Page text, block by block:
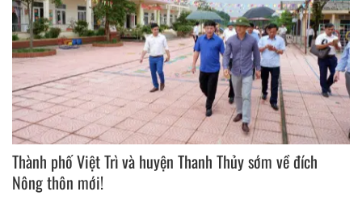
Thành phố Việt Trì và huyện Thanh Thủy sớm về đích
Nông thôn mới!